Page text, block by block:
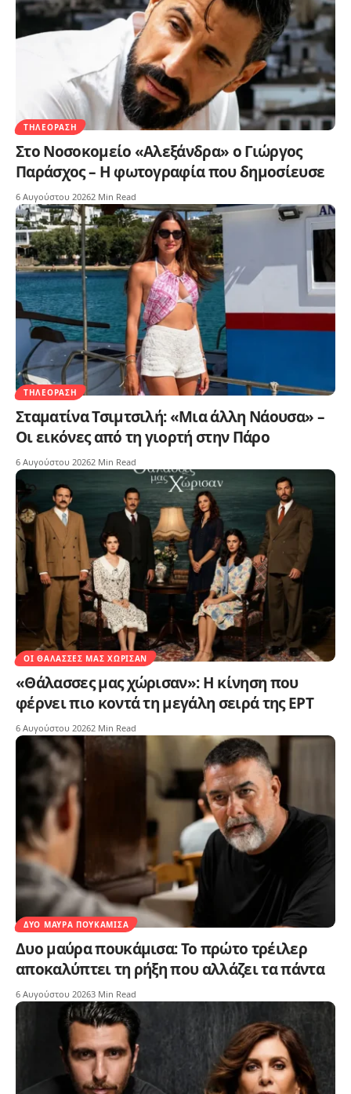
ΤΗΛΕΌΡΑΣΗ
Στο Νοσοκομείο «Αλεξάνδρα» ο Γιώργος
Παράσχος – Η φωτογραφία που δημοσίευσε
6 Αυγούστου 20262 Min Read
ΤΗΛΕΌΡΑΣΗ
Σταματίνα Τσιμτσιλή: «Μια άλλη Νάουσα» –
Οι εικόνες από τη γιορτή στην Πάρο
6 Αυγούστου 20262 Min Read
ΟΙ ΘΆΛΑΣΣΕΣ ΜΑΣ ΧΏΡΙΣΑΝ
«Θάλασσες μας χώρισαν»: Η κίνηση που
φέρνει πιο κοντά τη μεγάλη σειρά της ΕΡΤ
6 Αυγούστου 20262 Min Read
ΔΥΟ ΜΑΎΡΑ ΠΟΥΚΆΜΙΣΑ
Δυο μαύρα πουκάμισα: Το πρώτο τρέιλερ
αποκαλύπτει τη ρήξη που αλλάζει τα πάντα
6 Αυγούστου 20263 Min Read